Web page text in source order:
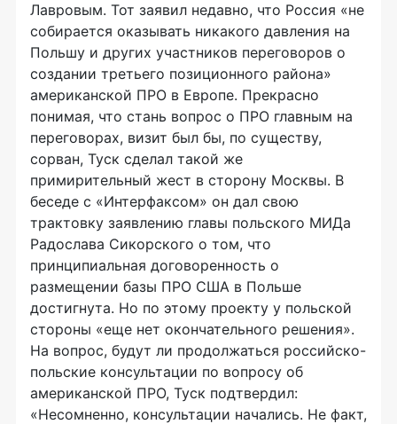
Лавровым. Тот заявил недавно, что Россия «не
собирается оказывать никакого давления на
Польшу и других участников переговоров о
создании третьего позиционного района»
американской ПРО в Европе. Прекрасно
понимая, что стань вопрос о ПРО главным на
переговорах, визит был бы, по существу,
сорван, Туск сделал такой же
примирительный жест в сторону Москвы. В
беседе с «Интерфаксом» он дал свою
трактовку заявлению главы польского МИДа
Радослава Сикорского о том, что
принципиальная договоренность о
размещении базы ПРО США в Польше
достигнута. Но по этому проекту у польской
стороны «еще нет окончательного решения».
На вопрос, будут ли продолжаться российско-
польские консультации по вопросу об
американской ПРО, Туск подтвердил:
«Несомненно, консультации начались. Не факт,